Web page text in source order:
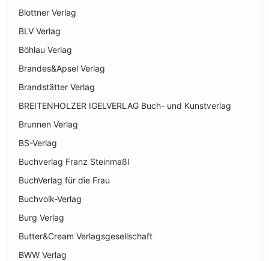
Blottner Verlag
BLV Verlag
Böhlau Verlag
Brandes&Apsel Verlag
Brandstätter Verlag
BREITENHOLZER IGELVERLAG Buch- und Kunstverlag
Brunnen Verlag
BS-Verlag
Buchverlag Franz Steinmaßl
BuchVerlag für die Frau
Buchvolk-Verlag
Burg Verlag
Butter&Cream Verlagsgesellschaft
BWW Verlag